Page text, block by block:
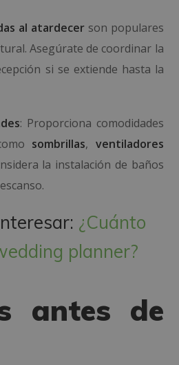
al atardecerson populares
Asegúrate de coordinar la
si se extiende hasta la
: Proporciona comodidades
sombrillas, ventiladores
la instalación de baños
¿Cuánto
planner?
antes de